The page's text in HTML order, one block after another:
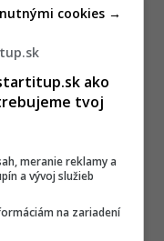
ako
tvoj
meranie reklamy a
a vývoj služieb
na zariadení
cookies →